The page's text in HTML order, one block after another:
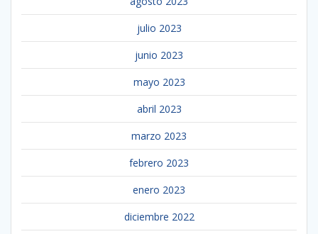
julio 2023
junio 2023
mayo 2023
abril 2023
marzo 2023
febrero 2023
enero 2023
diciembre 2022